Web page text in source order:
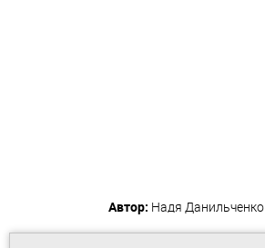
Автор: Надя Данильченко